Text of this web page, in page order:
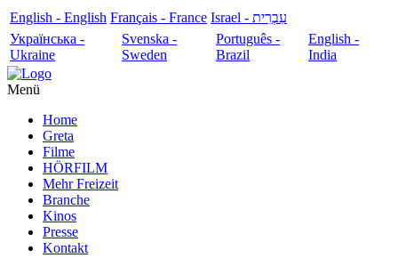
English - English Français - France
עִבְרִית - Israel
Українська -
Ukraine
Svenska -
Sweden
Português -
Brazil
English -
India
Menü
Home
Greta
Filme
HÖRFILM
Mehr Freizeit
Branche
Kinos
Presse
Kontakt